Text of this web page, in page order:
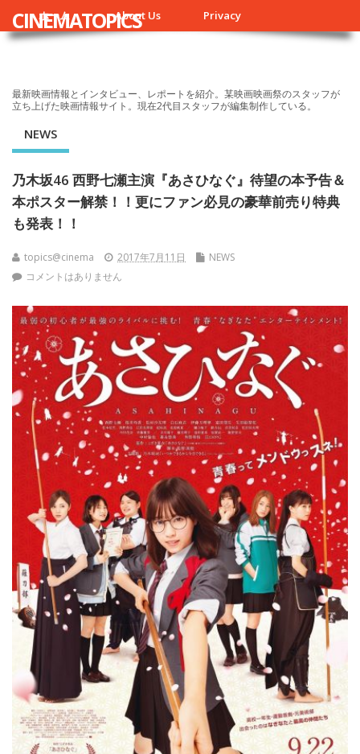
ホーム About Us Privacy
CINEMATOPICS
最新映画情報とインタビュー、レポートを紹介。某映画映画祭のスタッフが
立ち上げた映画情報サイト。現在2代目スタッフが編集制作している。
NEWS
乃木坂46 西野七瀬主演『あさひなぐ』待望の本予告＆
本ポスター解禁！！更にファン必見の豪華前売り特典
も発表！！
topics@cinema 2017年7月11日
NEWS
コメントはありません